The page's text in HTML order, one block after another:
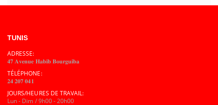
TUNIS
ADRESSE:
𝟒𝟕 𝐀𝐯𝐞𝐧𝐮𝐞 𝐇𝐚𝐛𝐢𝐛 𝐁𝐨𝐮𝐫𝐠𝐮𝐢𝐛𝐚
TÉLÉPHONE:
𝟐𝟒 𝟐𝟎𝟕 𝟎𝟒𝟏
JOURS/HEURES DE TRAVAIL:
Lun - Dim / 9h00 - 20h00